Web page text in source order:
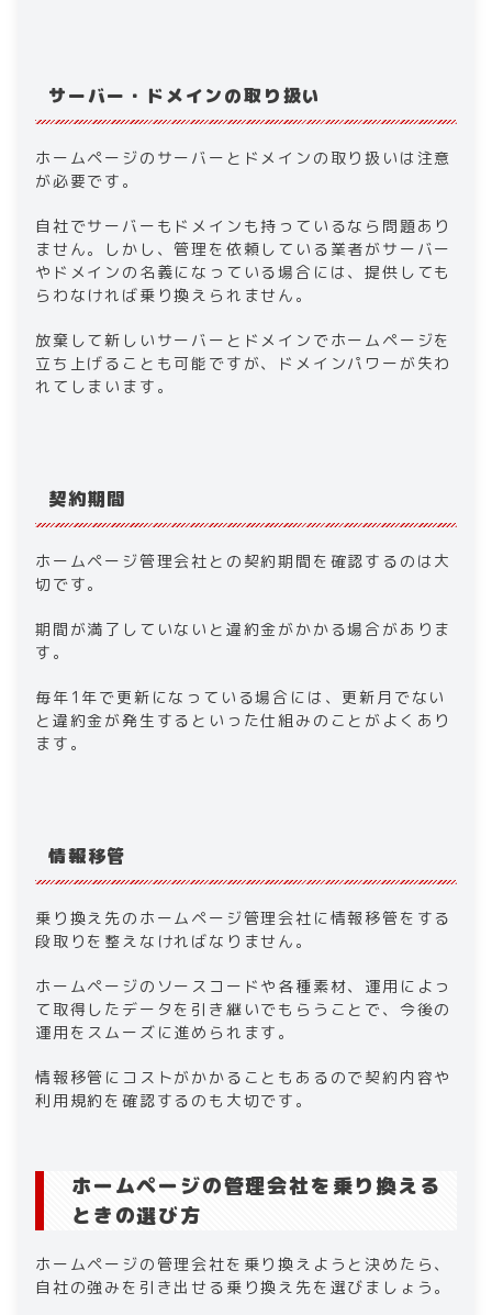
サーバー・ドメインの取り扱い
ホームページのサーバーとドメインの取り扱いは注意
が必要です。
自社でサーバーもドメインも持っているなら問題あり
ません。しかし、管理を依頼している業者がサーバー
やドメインの名義になっている場合には、提供しても
らわなければ乗り換えられません。
放棄して新しいサーバーとドメインでホームページを
立ち上げることも可能ですが、ドメインパワーが失わ
れてしまいます。
契約期間
ホームページ管理会社との契約期間を確認するのは大
切です。
期間が満了していないと違約金がかかる場合がありま
す。
毎年1年で更新になっている場合には、更新月でない
と違約金が発生するといった仕組みのことがよくあり
ます。
情報移管
乗り換え先のホームページ管理会社に情報移管をする
段取りを整えなければなりません。
ホームページのソースコードや各種素材、運用によっ
て取得したデータを引き継いでもらうことで、今後の
運用をスムーズに進められます。
情報移管にコストがかかることもあるので契約内容や
利用規約を確認するのも大切です。
ホームページの管理会社を乗り換える
ときの選び方
ホームページの管理会社を乗り換えようと決めたら、
自社の強みを引き出せる乗り換え先を選びましょう。